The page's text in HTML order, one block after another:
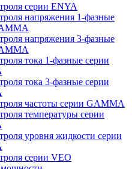
серии ENYA
напряжения 1-фазные
напряжения 3-фазные
тока 1-фазные серии
тока 3-фазные серии
частоты серии GAMMA
температуры серии
уровня жидкости серии
серии VEO